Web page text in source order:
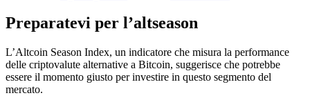
Preparatevi per l’altseason
L’Altcoin Season Index, un indicatore che misura la performance
delle criptovalute alternative a Bitcoin, suggerisce che potrebbe
essere il momento giusto per investire in questo segmento del
mercato.